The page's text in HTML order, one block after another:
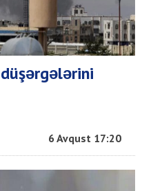
6 Avqust 17:20